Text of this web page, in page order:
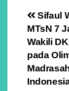
pos
Sifaul
MTsN 7
Wakili
pada